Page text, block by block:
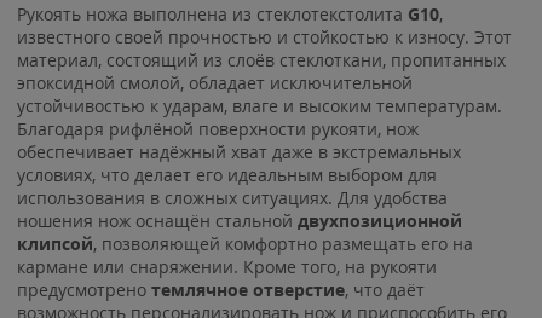
Рукоять ножа выполнена из стеклотекстолита G10,
известного своей прочностью и стойкостью к износу. Этот
материал, состоящий из слоёв стеклоткани, пропитанных
эпоксидной смолой, обладает исключительной
устойчивостью к ударам, влаге и высоким температурам.
Благодаря рифлёной поверхности рукояти, нож
обеспечивает надёжный хват даже в экстремальных
условиях, что делает его идеальным выбором для
использования в сложных ситуациях. Для удобства
ношения нож оснащён стальной двухпозиционной
клипсой, позволяющей комфортно размещать его на
кармане или снаряжении. Кроме того, на рукояти
предусмотрено темлячное отверстие, что даёт
возможность персонализировать нож и приспособить его